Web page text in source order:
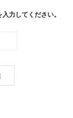
力してください。